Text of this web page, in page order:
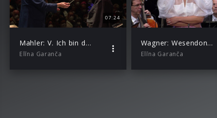
07:24
Mahler: V. Ich bin der Welt abhanden gekommen [Rückert-Lieder] (with Christian Thielemann)
Elīna Garanča
Wagner: Wesendonck-Lieder, WWV 91 – III. Im Treibhaus (with Christian Thielemann)
Elīna Garanča